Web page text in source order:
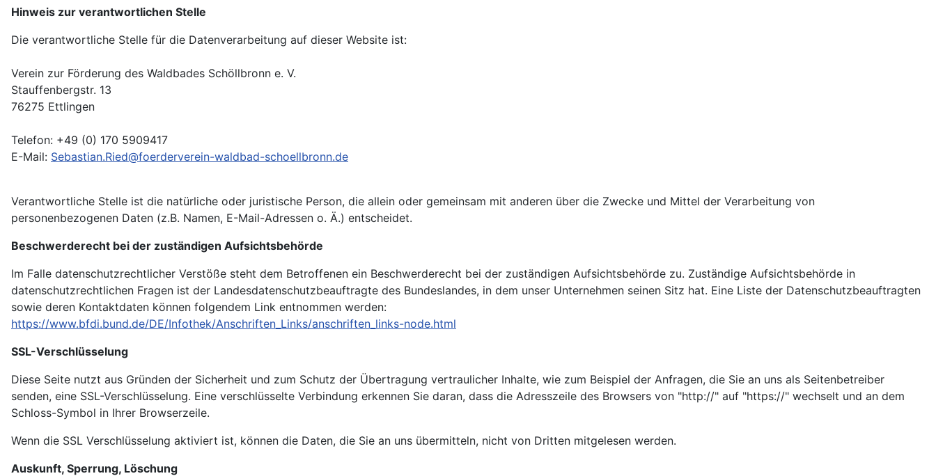
Hinweis zur verantwortlichen Stelle
Die verantwortliche Stelle für die Datenverarbeitung auf dieser Website ist:
Verein zur Förderung des Waldbades Schöllbronn e. V.
Stauffenbergstr. 13
76275 Ettlingen
Telefon: +49 (0) 170 5909417
E-Mail: Sebastian.Ried@foerderverein-waldbad-schoellbronn.de
Verantwortliche Stelle ist die natürliche oder juristische Person, die allein oder gemeinsam mit anderen über die Zwecke und Mittel der Verarbeitung von
personenbezogenen Daten (z.B. Namen, E-Mail-Adressen o. Ä.) entscheidet.
Beschwerderecht bei der zuständigen Aufsichtsbehörde
Im Falle datenschutzrechtlicher Verstöße steht dem Betroffenen ein Beschwerderecht bei der zuständigen Aufsichtsbehörde zu. Zuständige Aufsichtsbehörde in
datenschutzrechtlichen Fragen ist der Landesdatenschutzbeauftragte des Bundeslandes, in dem unser Unternehmen seinen Sitz hat. Eine Liste der Datenschutzbeauftragten
sowie deren Kontaktdaten können folgendem Link entnommen werden:
https://www.bfdi.bund.de/DE/Infothek/Anschriften_Links/anschriften_links-node.html
SSL-Verschlüsselung
Diese Seite nutzt aus Gründen der Sicherheit und zum Schutz der Übertragung vertraulicher Inhalte, wie zum Beispiel der Anfragen, die Sie an uns als Seitenbetreiber
senden, eine SSL-Verschlüsselung. Eine verschlüsselte Verbindung erkennen Sie daran, dass die Adresszeile des Browsers von "http://" auf "https://" wechselt und an dem
Schloss-Symbol in Ihrer Browserzeile.
Wenn die SSL Verschlüsselung aktiviert ist, können die Daten, die Sie an uns übermitteln, nicht von Dritten mitgelesen werden.
Auskunft, Sperrung, Löschung